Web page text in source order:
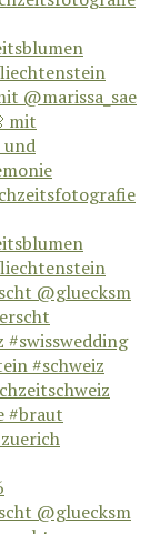
@marissa_sae
@gluecksm
@gluecksm